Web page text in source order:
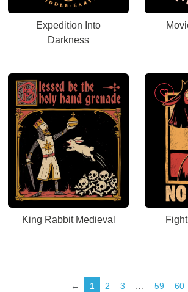
Expedition Into
Darkness
King Rabbit Medieval
← 1 2 3 … 59 60